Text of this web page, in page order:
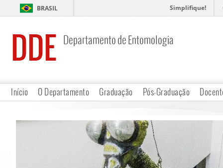
BRASIL Simplifique!
DDE Departamento de Entomologia
Início O Departamento Graduação Pós-Graduação